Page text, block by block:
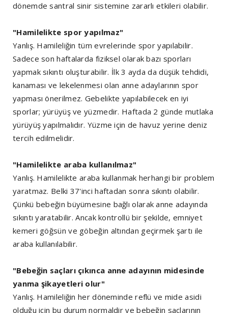
dönemde santral sinir sistemine zararlı etkileri olabilir.
"Hamilelikte spor yapılmaz"
Yanlış. Hamileliğin tüm evrelerinde spor yapılabilir.
Sadece son haftalarda fiziksel olarak bazı sporları
yapmak sıkıntı oluşturabilir. İlk 3 ayda da düşük tehdidi,
kanaması ve lekelenmesi olan anne adaylarının spor
yapması önerilmez. Gebelikte yapılabilecek en iyi
sporlar; yürüyüş ve yüzmedir. Haftada 2 günde mutlaka
yürüyüş yapılmalıdır. Yüzme için de havuz yerine deniz
tercih edilmelidir.
"Hamilelikte araba kullanılmaz"
Yanlış. Hamilelikte araba kullanmak herhangi bir problem
yaratmaz. Belki 37'inci haftadan sonra sıkıntı olabilir.
Çünkü bebeğin büyümesine bağlı olarak anne adayında
sıkıntı yaratabilir. Ancak kontrollü bir şekilde, emniyet
kemeri göğsün ve göbeğin altından geçirmek şartı ile
araba kullanılabilir.
"Bebeğin saçları çıkınca anne adayının midesinde
yanma şikayetleri olur"
Yanlış. Hamileliğin her döneminde reflü ve mide asidi
olduğu için bu durum normaldir ve bebeğin saçlarının